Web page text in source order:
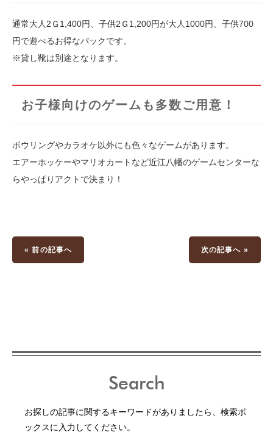
通常大人2Ｇ1,400円、子供2Ｇ1,200円が大人1000円、子供700
円で遊べるお得なパックです。
※貸し靴は別途となります。
お子様向けのゲームも多数ご用意！
ボウリングやカラオケ以外にも色々なゲームがあります。
エアーホッケーやマリオカートなど近江八幡のゲームセンターな
らやっぱりアクトで決まり！
« 前の記事へ 次の記事へ »
Search
お探しの記事に関するキーワードがありましたら、検索ボ
ックスに入力してください。